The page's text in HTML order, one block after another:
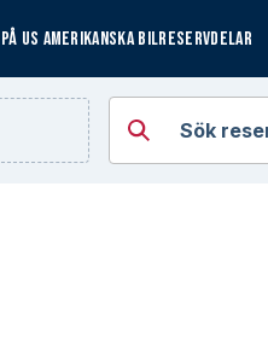
US AMERIKANSKA BILRESERVDELAR
Sök